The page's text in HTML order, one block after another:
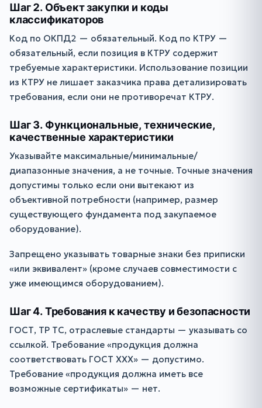
Шаг 2. Объект закупки и коды
классификаторов
Код по ОКПД2 — обязательный. Код по КТРУ —
обязательный, если позиция в КТРУ содержит
требуемые характеристики. Использование позиции
из КТРУ не лишает заказчика права детализировать
требования, если они не противоречат КТРУ.
Шаг 3. Функциональные, технические,
качественные характеристики
Указывайте максимальные/минимальные/
диапазонные значения, а не точные. Точные значения
допустимы только если они вытекают из
объективной потребности (например, размер
существующего фундамента под закупаемое
оборудование).
Запрещено указывать товарные знаки без приписки
«или эквивалент» (кроме случаев совместимости с
уже имеющимся оборудованием).
Шаг 4. Требования к качеству и безопасности
ГОСТ, ТР ТС, отраслевые стандарты — указывать со
ссылкой. Требование «продукция должна
соответствовать ГОСТ XXX» — допустимо.
Требование «продукция должна иметь все
возможные сертификаты» — нет.